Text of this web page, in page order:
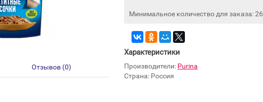
Отзывов (0)
Минимальное количество для заказа: 26
Характеристики
Производители: Purina
Страна: Россия